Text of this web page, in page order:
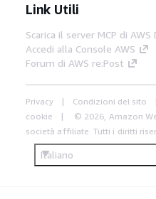
Link Utili
Scarica il server MCP di AWS
Accedi alla Console AWS
Forum di AWS re:Post
Privacy Condizioni del sito
cookie
© 2026, Amazon
società affiliate. Tutti i diritti
Italiano